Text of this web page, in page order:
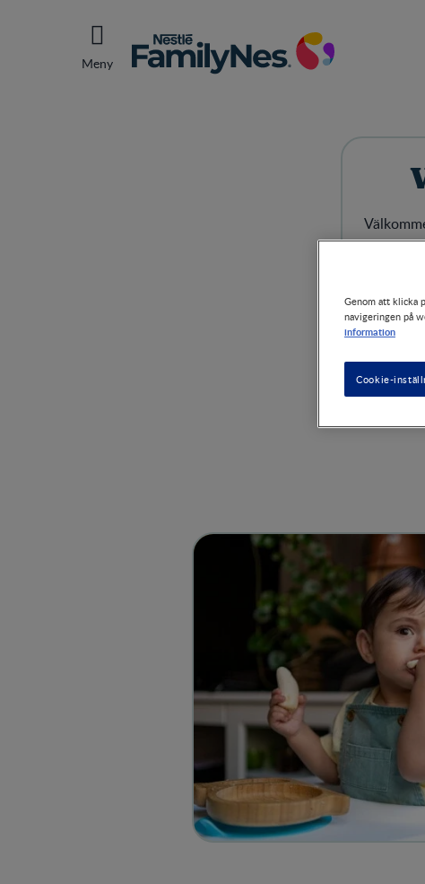
Meny
Genom att klicka
navigeringen på
information
Cookie-